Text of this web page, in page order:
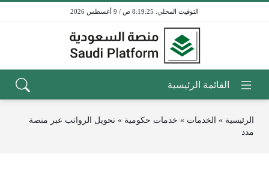
8:19:25 ص / 9 أغسطس 2026
الرئيسية » الخدمات » خدمات حكومية » تحويل الرواتب عبر منصة
مدد